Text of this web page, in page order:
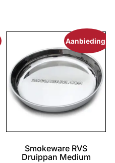
Aanbieding!
Smokeware RVS
Druippan Medium